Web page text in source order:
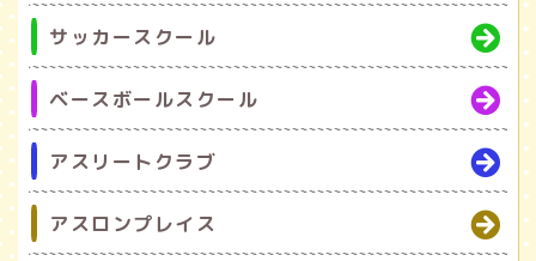
サッカースクール
ベースボールスクール
アスリートクラブ
アスロンプレイス